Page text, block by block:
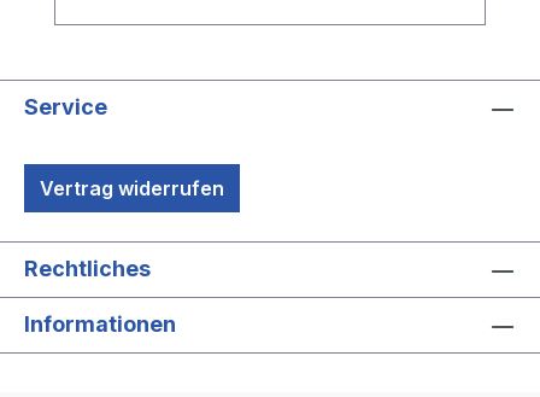
Service
Vertrag widerrufen
Rechtliches
Informationen